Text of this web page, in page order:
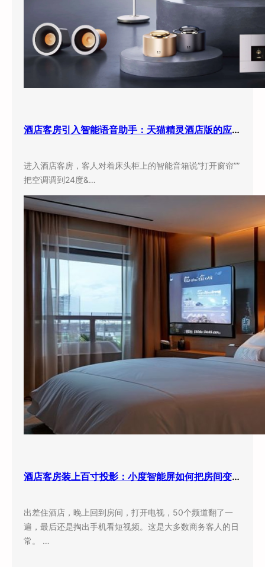
酒店客房引入智能语音助手：天猫精灵酒店版的应用现状与实际效果
进入酒店客房，客人对着床头柜上的智能音箱说”打开窗帘””
把空调调到24度&…
酒店客房装上百寸投影：小度智能屏如何把房间变成”第三空间”
出差住酒店，晚上回到房间，打开电视，50个频道翻了一
遍，最后还是掏出手机看短视频。这是大多数商务客人的日
常。 …